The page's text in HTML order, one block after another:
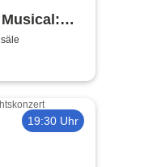
19:30 Uhr